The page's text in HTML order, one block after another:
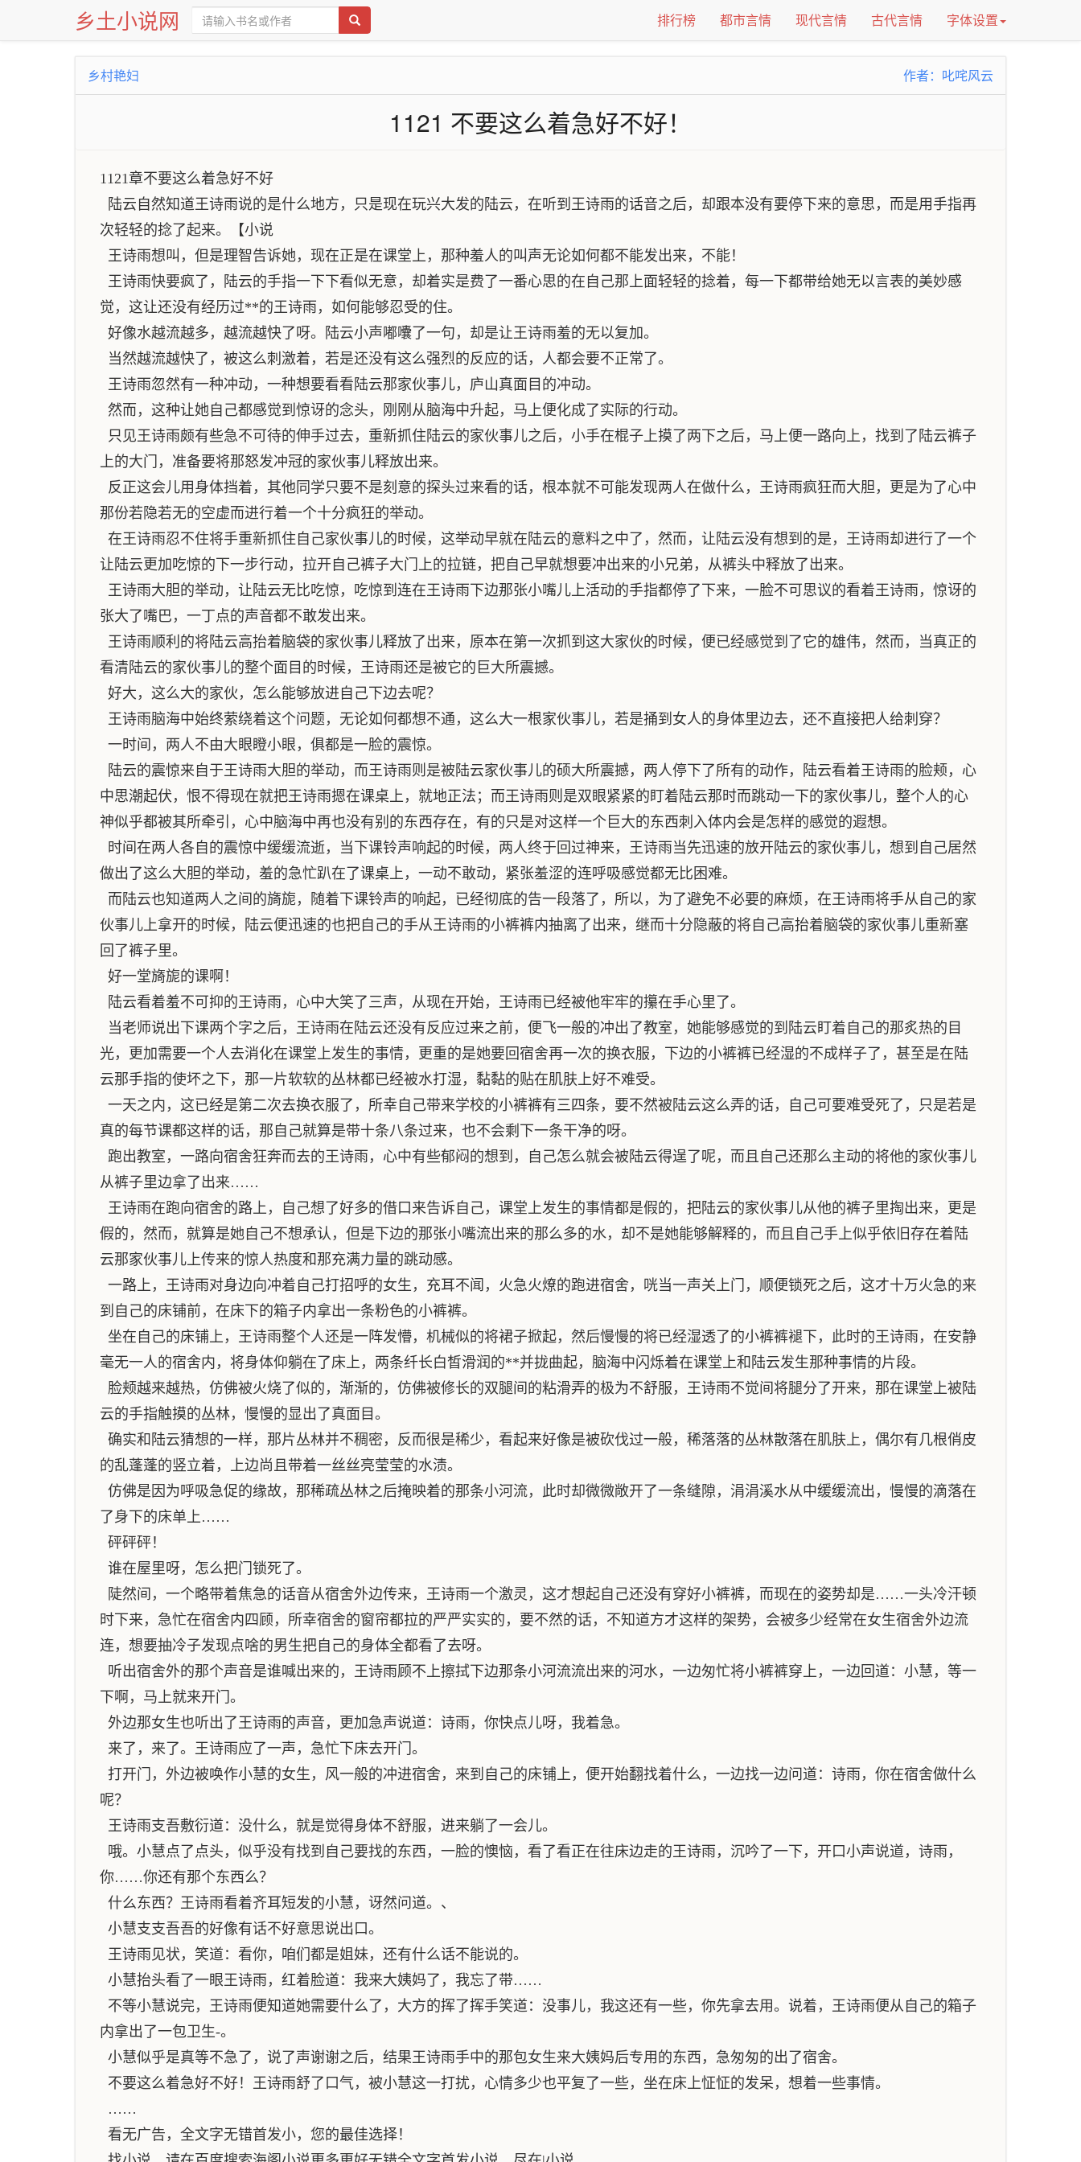
乡土小说网 排行榜 都市言情 现代言情 古代言情 字体设置
乡村艳妇 作者：叱咤风云
1121 不要这么着急好不好！
1121章不要这么着急好不好
陆云自然知道王诗雨说的是什么地方，只是现在玩兴大发的陆云，在听到王诗雨的话音之后，却跟本没有要停下来的意思，而是用手指再
次轻轻的捻了起来。【小说
王诗雨想叫，但是理智告诉她，现在正是在课堂上，那种羞人的叫声无论如何都不能发出来，不能！
王诗雨快要疯了，陆云的手指一下下看似无意，却着实是费了一番心思的在自己那上面轻轻的捻着，每一下都带给她无以言表的美妙感
觉，这让还没有经历过**的王诗雨，如何能够忍受的住。
好像水越流越多，越流越快了呀。陆云小声嘟囔了一句，却是让王诗雨羞的无以复加。
当然越流越快了，被这么刺激着，若是还没有这么强烈的反应的话，人都会要不正常了。
王诗雨忽然有一种冲动，一种想要看看陆云那家伙事儿，庐山真面目的冲动。
然而，这种让她自己都感觉到惊讶的念头，刚刚从脑海中升起，马上便化成了实际的行动。
只见王诗雨颇有些急不可待的伸手过去，重新抓住陆云的家伙事儿之后，小手在棍子上摸了两下之后，马上便一路向上，找到了陆云裤子
上的大门，准备要将那怒发冲冠的家伙事儿释放出来。
反正这会儿用身体挡着，其他同学只要不是刻意的探头过来看的话，根本就不可能发现两人在做什么，王诗雨疯狂而大胆，更是为了心中
那份若隐若无的空虚而进行着一个十分疯狂的举动。
在王诗雨忍不住将手重新抓住自己家伙事儿的时候，这举动早就在陆云的意料之中了，然而，让陆云没有想到的是，王诗雨却进行了一个
让陆云更加吃惊的下一步行动，拉开自己裤子大门上的拉链，把自己早就想要冲出来的小兄弟，从裤头中释放了出来。
王诗雨大胆的举动，让陆云无比吃惊，吃惊到连在王诗雨下边那张小嘴儿上活动的手指都停了下来，一脸不可思议的看着王诗雨，惊讶的
张大了嘴巴，一丁点的声音都不敢发出来。
王诗雨顺利的将陆云高抬着脑袋的家伙事儿释放了出来，原本在第一次抓到这大家伙的时候，便已经感觉到了它的雄伟，然而，当真正的
看清陆云的家伙事儿的整个面目的时候，王诗雨还是被它的巨大所震撼。
好大，这么大的家伙，怎么能够放进自己下边去呢？
王诗雨脑海中始终萦绕着这个问题，无论如何都想不通，这么大一根家伙事儿，若是捅到女人的身体里边去，还不直接把人给刺穿？
一时间，两人不由大眼瞪小眼，俱都是一脸的震惊。
陆云的震惊来自于王诗雨大胆的举动，而王诗雨则是被陆云家伙事儿的硕大所震撼，两人停下了所有的动作，陆云看着王诗雨的脸颊，心
中思潮起伏，恨不得现在就把王诗雨摁在课桌上，就地正法；而王诗雨则是双眼紧紧的盯着陆云那时而跳动一下的家伙事儿，整个人的心
神似乎都被其所牵引，心中脑海中再也没有别的东西存在，有的只是对这样一个巨大的东西刺入体内会是怎样的感觉的遐想。
时间在两人各自的震惊中缓缓流逝，当下课铃声响起的时候，两人终于回过神来，王诗雨当先迅速的放开陆云的家伙事儿，想到自己居然
做出了这么大胆的举动，羞的急忙趴在了课桌上，一动不敢动，紧张羞涩的连呼吸感觉都无比困难。
而陆云也知道两人之间的旖旎，随着下课铃声的响起，已经彻底的告一段落了，所以，为了避免不必要的麻烦，在王诗雨将手从自己的家
伙事儿上拿开的时候，陆云便迅速的也把自己的手从王诗雨的小裤裤内抽离了出来，继而十分隐蔽的将自己高抬着脑袋的家伙事儿重新塞
回了裤子里。
好一堂旖旎的课啊！
陆云看着羞不可抑的王诗雨，心中大笑了三声，从现在开始，王诗雨已经被他牢牢的攥在手心里了。
当老师说出下课两个字之后，王诗雨在陆云还没有反应过来之前，便飞一般的冲出了教室，她能够感觉的到陆云盯着自己的那炙热的目
光，更加需要一个人去消化在课堂上发生的事情，更重的是她要回宿舍再一次的换衣服，下边的小裤裤已经湿的不成样子了，甚至是在陆
云那手指的使坏之下，那一片软软的丛林都已经被水打湿，黏黏的贴在肌肤上好不难受。
一天之内，这已经是第二次去换衣服了，所幸自己带来学校的小裤裤有三四条，要不然被陆云这么弄的话，自己可要难受死了，只是若是
真的每节课都这样的话，那自己就算是带十条八条过来，也不会剩下一条干净的呀。
跑出教室，一路向宿舍狂奔而去的王诗雨，心中有些郁闷的想到，自己怎么就会被陆云得逞了呢，而且自己还那么主动的将他的家伙事儿
从裤子里边拿了出来……
王诗雨在跑向宿舍的路上，自己想了好多的借口来告诉自己，课堂上发生的事情都是假的，把陆云的家伙事儿从他的裤子里掏出来，更是
假的，然而，就算是她自己不想承认，但是下边的那张小嘴流出来的那么多的水，却不是她能够解释的，而且自己手上似乎依旧存在着陆
云那家伙事儿上传来的惊人热度和那充满力量的跳动感。
一路上，王诗雨对身边向冲着自己打招呼的女生，充耳不闻，火急火燎的跑进宿舍，咣当一声关上门，顺便锁死之后，这才十万火急的来
到自己的床铺前，在床下的箱子内拿出一条粉色的小裤裤。
坐在自己的床铺上，王诗雨整个人还是一阵发懵，机械似的将裙子掀起，然后慢慢的将已经湿透了的小裤裤褪下，此时的王诗雨，在安静
毫无一人的宿舍内，将身体仰躺在了床上，两条纤长白皙滑润的**并拢曲起，脑海中闪烁着在课堂上和陆云发生那种事情的片段。
脸颊越来越热，仿佛被火烧了似的，渐渐的，仿佛被修长的双腿间的粘滑弄的极为不舒服，王诗雨不觉间将腿分了开来，那在课堂上被陆
云的手指触摸的丛林，慢慢的显出了真面目。
确实和陆云猜想的一样，那片丛林并不稠密，反而很是稀少，看起来好像是被砍伐过一般，稀落落的丛林散落在肌肤上，偶尔有几根俏皮
的乱蓬蓬的竖立着，上边尚且带着一丝丝亮莹莹的水渍。
仿佛是因为呼吸急促的缘故，那稀疏丛林之后掩映着的那条小河流，此时却微微敞开了一条缝隙，涓涓溪水从中缓缓流出，慢慢的滴落在
了身下的床单上……
砰砰砰！
谁在屋里呀，怎么把门锁死了。
陡然间，一个略带着焦急的话音从宿舍外边传来，王诗雨一个激灵，这才想起自己还没有穿好小裤裤，而现在的姿势却是……一头冷汗顿
时下来，急忙在宿舍内四顾，所幸宿舍的窗帘都拉的严严实实的，要不然的话，不知道方才这样的架势，会被多少经常在女生宿舍外边流
连，想要抽冷子发现点啥的男生把自己的身体全都看了去呀。
听出宿舍外的那个声音是谁喊出来的，王诗雨顾不上擦拭下边那条小河流流出来的河水，一边匆忙将小裤裤穿上，一边回道：小慧，等一
下啊，马上就来开门。
外边那女生也听出了王诗雨的声音，更加急声说道：诗雨，你快点儿呀，我着急。
来了，来了。王诗雨应了一声，急忙下床去开门。
打开门，外边被唤作小慧的女生，风一般的冲进宿舍，来到自己的床铺上，便开始翻找着什么，一边找一边问道：诗雨，你在宿舍做什么
呢？
王诗雨支吾敷衍道：没什么，就是觉得身体不舒服，进来躺了一会儿。
哦。小慧点了点头，似乎没有找到自己要找的东西，一脸的懊恼，看了看正在往床边走的王诗雨，沉吟了一下，开口小声说道，诗雨，
你……你还有那个东西么？
什么东西？王诗雨看着齐耳短发的小慧，讶然问道。、
小慧支支吾吾的好像有话不好意思说出口。
王诗雨见状，笑道：看你，咱们都是姐妹，还有什么话不能说的。
小慧抬头看了一眼王诗雨，红着脸道：我来大姨妈了，我忘了带……
不等小慧说完，王诗雨便知道她需要什么了，大方的挥了挥手笑道：没事儿，我这还有一些，你先拿去用。说着，王诗雨便从自己的箱子
内拿出了一包卫生-。
小慧似乎是真等不急了，说了声谢谢之后，结果王诗雨手中的那包女生来大姨妈后专用的东西，急匆匆的出了宿舍。
不要这么着急好不好！王诗雨舒了口气，被小慧这一打扰，心情多少也平复了一些，坐在床上怔怔的发呆，想着一些事情。
……
看无广告，全文字无错首发小，您的最佳选择！